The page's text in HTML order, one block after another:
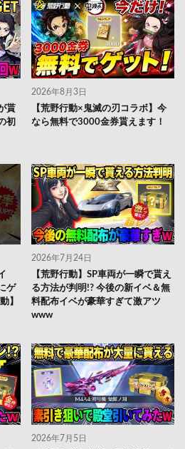
貰
初
2026年8月3日
【荒野行動×鬼滅の刃コラボ】今
なら無料で3000金券貰えます！
ゲ
】
2026年7月24日
【荒野行動】SP車両が一瞬で貰え
る方法が判明!? 今後の新イベ＆無
料配布イベが豪華すぎて激アツ
www
2026年7月5日